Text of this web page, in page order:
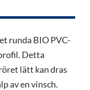
runda BIO PVC-
Detta
lätt kan dras
av en vinsch.